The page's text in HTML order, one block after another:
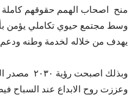
منح اصحاب الهمم حقوقهم كاملة
وسط مجتمع حيوي تكاملي يؤمن
يهدف من خلاله لخدمة وطنه ودعم
وبذلك
وعززت روح الابداع عند السباح